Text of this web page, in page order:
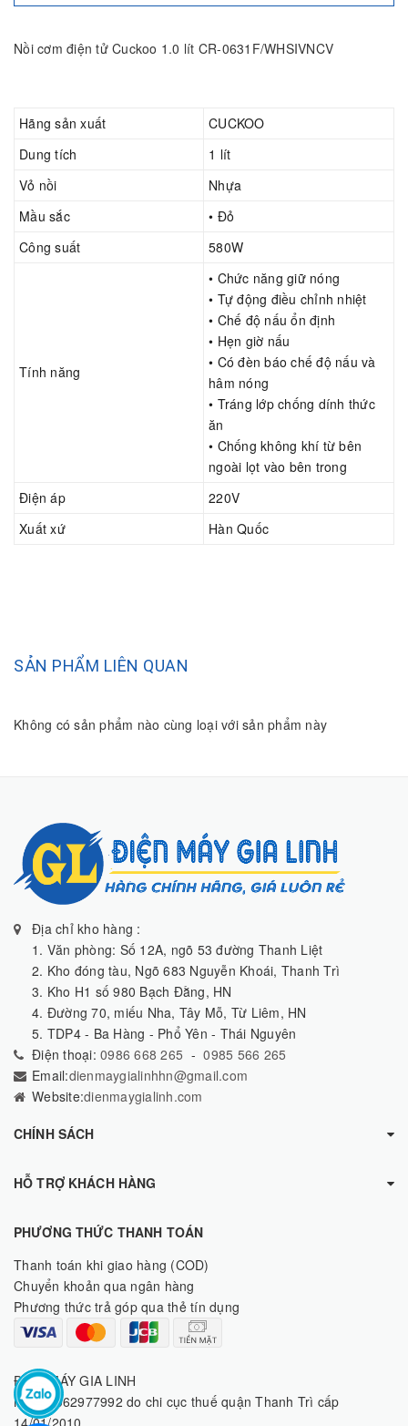
Nồi cơm điện tử Cuckoo 1.0 lít CR-0631F/WHSIVNCV
Hãng sản xuất
CUCKOO
Dung tích
1 lít
Vỏ nồi
Nhựa
Mầu sắc
• Đỏ
Công suất
580W
Tính năng
• Chức năng giữ nóng
• Tự động điều chỉnh nhiệt
• Chế độ nấu ổn định
• Hẹn giờ nấu
• Có đèn báo chế độ nấu và
hâm nóng
• Tráng lớp chống dính thức
ăn
• Chống không khí từ bên
ngoài lọt vào bên trong
Điện áp
220V
Xuất xứ
Hàn Quốc
SẢN PHẨM LIÊN QUAN
Không có sản phẩm nào cùng loại với sản phẩm này
Địa chỉ kho hàng :
1. Văn phòng: Số 12A, ngõ 53 đường Thanh Liệt
2. Kho đóng tàu, Ngõ 683 Nguyễn Khoái, Thanh Trì
3. Kho H1 số 980 Bạch Đằng, HN
4. Đường 70, miếu Nha, Tây Mỗ, Từ Liêm, HN
5. TDP4 - Ba Hàng - Phổ Yên - Thái Nguyên
Điện thoại: 0986 668 265 -0985 566 265
Email:dienmaygialinhhn@gmail.com
Website:dienmaygialinh.com
CHÍNH SÁCH
HỖ TRỢ KHÁCH HÀNG
PHƯƠNG THỨC THANH TOÁN
Thanh toán khi giao hàng (COD)
Chuyển khoản qua ngân hàng
Phương thức trả góp qua thẻ tín dụng
ĐIỆN MÁY GIA LINH
MST: 8062977992 do chi cục thuế quận Thanh Trì cấp
14/01/2010